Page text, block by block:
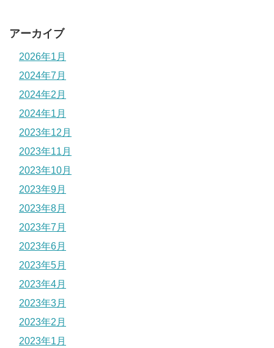
アーカイブ
2026年1月
2024年7月
2024年2月
2024年1月
2023年12月
2023年11月
2023年10月
2023年9月
2023年8月
2023年7月
2023年6月
2023年5月
2023年4月
2023年3月
2023年2月
2023年1月